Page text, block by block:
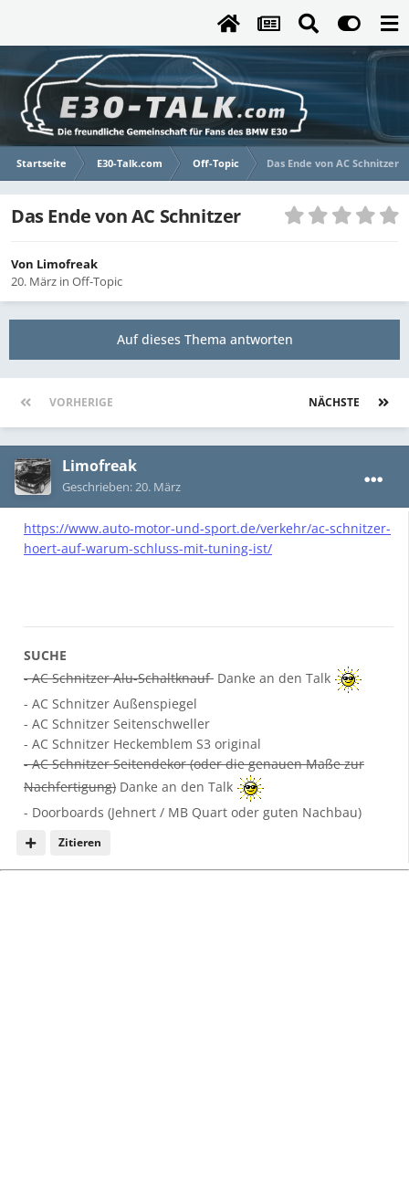
Startseite E30-Talk.com Off-Topic Das Ende von AC Schnitzer
Das Ende von AC Schnitzer
Von Limofreak
20. März in Off-Topic
Auf dieses Thema antworten
VORHERIGE NÄCHSTE
Limofreak
Geschrieben:20. März
https://www.auto-motor-und-sport.de/verkehr/ac-schnitzer-
hoert-auf-warum-schluss-mit-tuning-ist/
Zitieren
SUCHE
- AC Schnitzer Alu-Schaltknauf Danke an den Talk
- AC Schnitzer Außenspiegel
- AC Schnitzer Seitenschweller
- AC Schnitzer Heckemblem S3 original
- AC Schnitzer Seitendekor (oder die genauen Maße zur
Nachfertigung) Danke an den Talk
- Doorboards (Jehnert / MB Quart oder guten Nachbau)